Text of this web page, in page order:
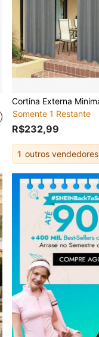
Somente 1 Restante
R$232,99
1 outros vendedores